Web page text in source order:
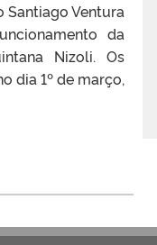
Santiago Ventura
da
Nizoli. Os
dia 1º de março,